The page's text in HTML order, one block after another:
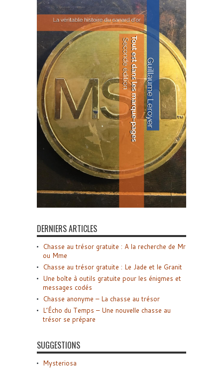
DERNIERS ARTICLES
Chasse au trésor gratuite : A la recherche de Mr
ou Mme
Chasse au trésor gratuite : Le Jade et le Granit
Une boîte à outils gratuite pour les énigmes et
messages codés
Chasse anonyme – La chasse au trésor
L’Écho du Temps – Une nouvelle chasse au
trésor se prépare
SUGGESTIONS
Mysteriosa